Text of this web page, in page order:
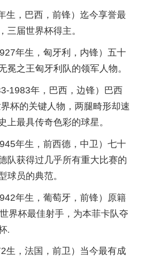
生，巴西，前锋）迄今享誉最
三届世界杯得主。
年生，匈牙利，内锋）五十
冕之王匈牙利队的领军人物。
1983年，巴西，边锋）巴西
杯的关键人物，两腿畸形却速
上最具传奇色彩的球星。
年生，前西德，中卫）七十
队获得过几乎所有重大比赛的
球员的典范。
年生，葡萄牙，前锋）原籍
界杯最佳射手，为本菲卡队夺
.
生，法国，前卫）当今最有成